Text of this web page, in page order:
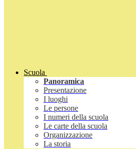
Scuola
Panoramica
Presentazione
I luoghi
Le persone
I numeri della scuola
Le carte della scuola
Organizzazione
La storia